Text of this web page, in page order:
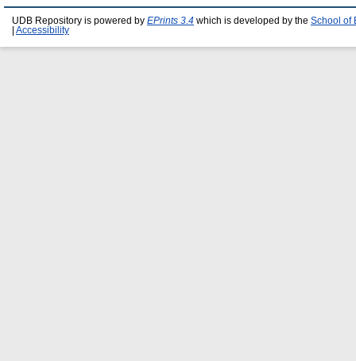
UDB Repository is powered by EPrints 3.4 which is developed by the School of
Accessibility